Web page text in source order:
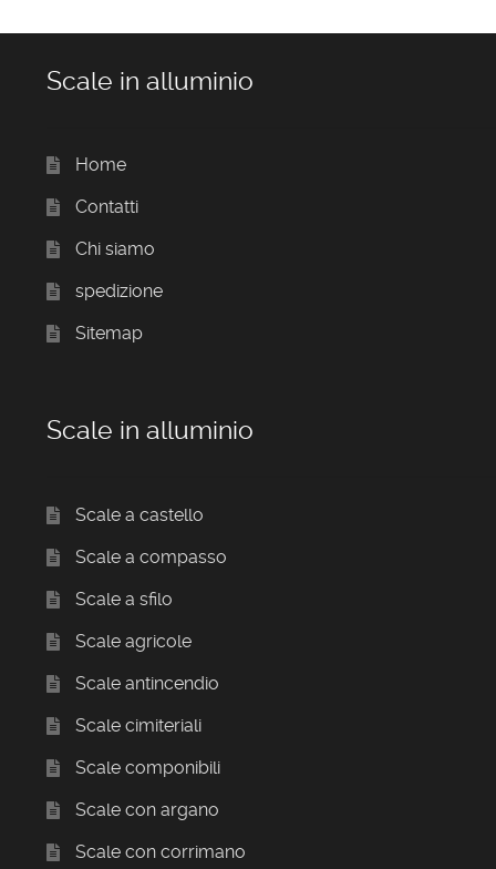
Scale in alluminio
Home
Contatti
Chi siamo
spedizione
Sitemap
Scale in alluminio
Scale a castello
Scale a compasso
Scale a sfilo
Scale agricole
Scale antincendio
Scale cimiteriali
Scale componibili
Scale con argano
Scale con corrimano